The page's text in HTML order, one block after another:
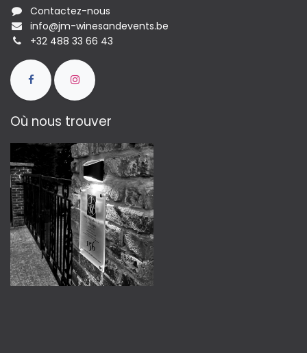
Contactez-nous
info@jm-winesandevents.be
+32 488 33 66 43
Où nous trouver